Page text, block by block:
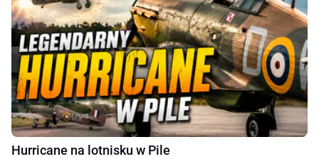
Hurricane na lotnisku w Pile